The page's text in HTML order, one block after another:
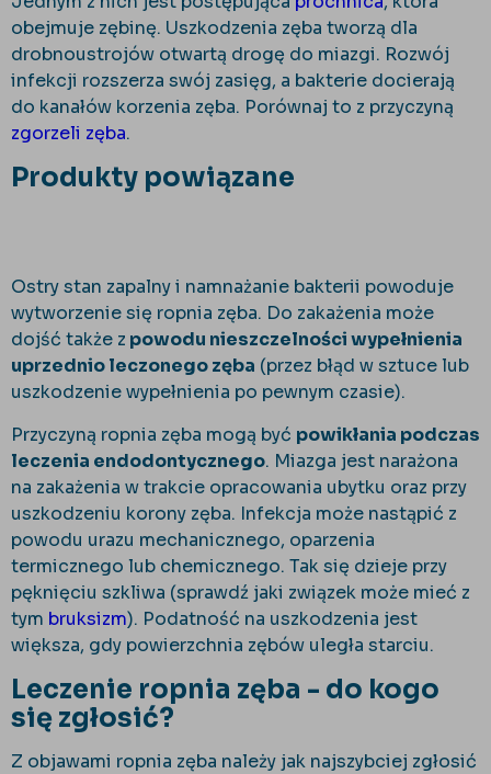
obejmuje zębinę. Uszkodzenia zęba tworzą dla
drobnoustrojów otwartą drogę do miazgi. Rozwój
infekcji rozszerza swój zasięg, a bakterie docierają
do kanałów korzenia zęba. Porównaj to z przyczyną
zgorzeli zęba.
Produkty powiązane
Ostry stan zapalny i namnażanie bakterii powoduje
wytworzenie się ropnia zęba. Do zakażenia może
dojść także z powodu nieszczelności wypełnienia
uprzednio leczonego zęba (przez błąd w sztuce lub
uszkodzenie wypełnienia po pewnym czasie).
Przyczyną ropnia zęba mogą być powikłania podczas
leczenia endodontycznego. Miazga jest narażona
na zakażenia w trakcie opracowania ubytku oraz przy
uszkodzeniu korony zęba. Infekcja może nastąpić z
powodu urazu mechanicznego, oparzenia
termicznego lub chemicznego. Tak się dzieje przy
pęknięciu szkliwa (sprawdź jaki związek może mieć z
tym bruksizm). Podatność na uszkodzenia jest
większa, gdy powierzchnia zębów uległa starciu.
Leczenie ropnia zęba - do kogo
się zgłosić?
Z objawami ropnia zęba należy jak najszybciej zgłosić